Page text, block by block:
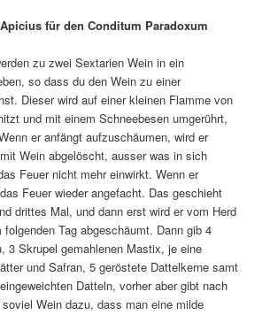
für den Conditum Paradoxum
zu zwei Sextarien Wein in ein
so dass du den Wein zu einer
Dieser wird auf einer kleinen Flamme von
und mit einem Schneebesen umgerührt,
er anfängt aufzuschäumen, wird er
Wein abgelöscht, ausser was in sich
Feuer nicht mehr einwirkt. Wenn er
Feuer wieder angefacht. Das geschieht
drittes Mal, und dann erst wird er vom Herd
folgenden Tag abgeschäumt. Dann gib 4
3 Skrupel gemahlenen Mastix, je eine
und Safran, 5 geröstete Dattelkerne samt
Datteln, vorher aber gibt nach
Wein dazu, dass man eine milde